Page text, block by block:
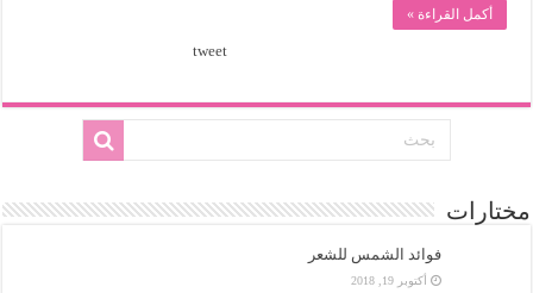
أكمل القراءة »
tweet
مختارات
فوائد الشمس للشعر
أكتوبر 19, 2018